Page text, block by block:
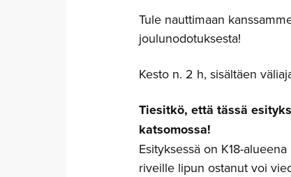
Tule nauttimaan
joulunodotuksesta!
Kesto n. 2 h, sisältäen
Tiesitkö, että tässä
katsomossa!
Esityksessä on K18-
riveille lipun ostanut voi